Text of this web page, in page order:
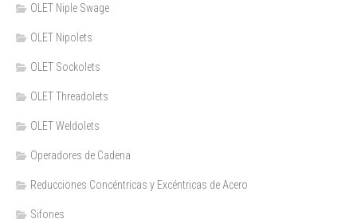
OLET Niple Swage
OLET Nipolets
OLET Sockolets
OLET Threadolets
OLET Weldolets
Operadores de Cadena
Reducciones Concéntricas y Excéntricas de Acero
Sifones